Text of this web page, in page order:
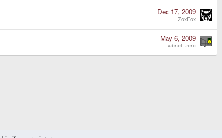
Dec 17, 2009
ZoxFox
May 6, 2009
subnet_zero